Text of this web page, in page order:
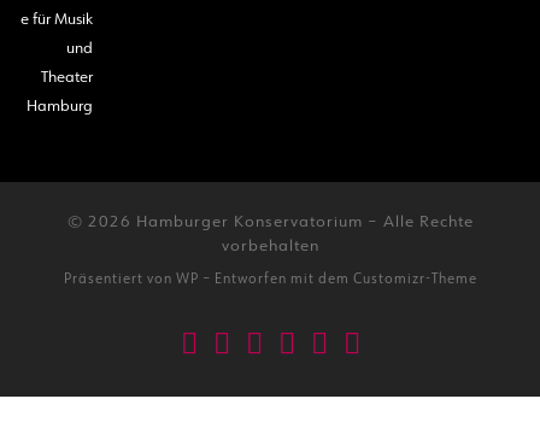
e für Musik
und
Theater
Hamburg
© 2026 Hamburger Konservatorium – Alle Rechte
vorbehalten
Präsentiert von WP – Entworfen mit dem Customizr-Theme